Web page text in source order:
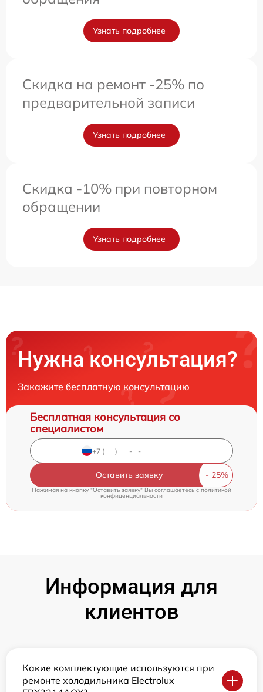
Узнать подробнее
Скидка на ремонт -25% по
предварительной записи
Узнать подробнее
Скидка -10% при повторном
обращении
Узнать подробнее
Нужна консультация?
Закажите бесплатную консультацию
Бесплатная консультация со
специалистом
Оставить заявку
Нажимая на кнопку "Оставить заявку" Вы соглашаетесь cполитикой
конфиденциальности
Информация для
клиентов
Какие комплектующие используются при
ремонте холодильника Electrolux